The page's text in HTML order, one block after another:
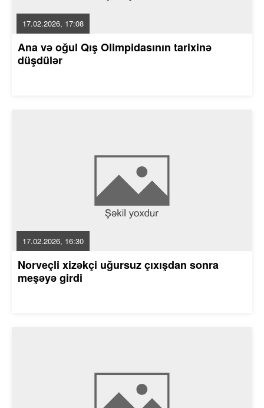
17.02.2026, 17:08
Ana və oğul Qış Olimpidasının tarixinə
düşdülər
17.02.2026, 16:30
Norveçli xizəkçi uğursuz çıxışdan sonra
meşəyə girdi